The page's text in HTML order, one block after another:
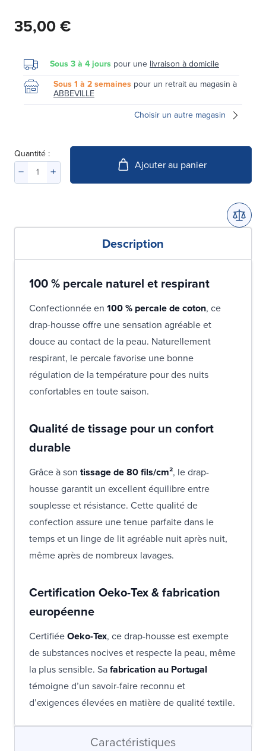
35,00 €
Sous 3 à 4 jours pour une livraison à domicile
Sous 1 à 2 semaines pour un retrait au magasin à
ABBEVILLE
Choisir un autre magasin
Quantité :
Ajouter au panier
Description
100 % percale naturel et respirant
Confectionnée en 100 % percale de coton, ce
drap-housse offre une sensation agréable et
douce au contact de la peau. Naturellement
respirant, le percale favorise une bonne
régulation de la température pour des nuits
confortables en toute saison.
Qualité de tissage pour un confort
durable
Grâce à son tissage de 80 fils/cm², le drap-
housse garantit un excellent équilibre entre
souplesse et résistance. Cette qualité de
confection assure une tenue parfaite dans le
temps et un linge de lit agréable nuit après nuit,
même après de nombreux lavages.
Certification Oeko-Tex & fabrication
européenne
CertifiéeOeko-Tex, ce drap-housse est exempte
de substances nocives et respecte la peau, même
la plus sensible. Safabrication au Portugal
témoigne d’un savoir-faire reconnu et
d’exigences élevées en matière de qualité textile.
Caractéristiques